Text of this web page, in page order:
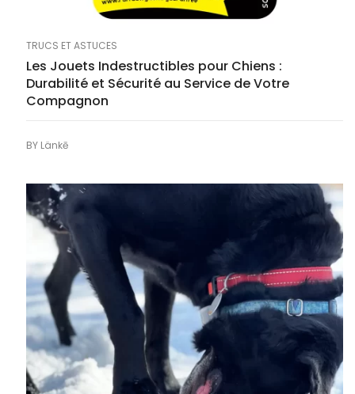
TRUCS ET ASTUCES
Les Jouets Indestructibles pour Chiens :
Durabilité et Sécurité au Service de Votre
Compagnon
BY Länkē